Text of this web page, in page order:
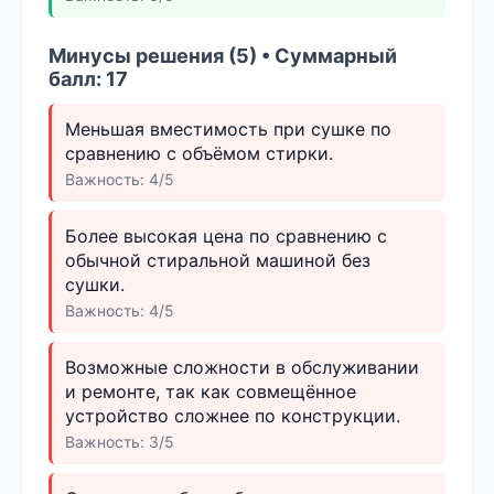
Минусы решения (5) • Суммарный
балл: 17
Меньшая вместимость при сушке по
сравнению с объёмом стирки.
Важность: 4/5
Более высокая цена по сравнению с
обычной стиральной машиной без
сушки.
Важность: 4/5
Возможные сложности в обслуживании
и ремонте, так как совмещённое
устройство сложнее по конструкции.
Важность: 3/5